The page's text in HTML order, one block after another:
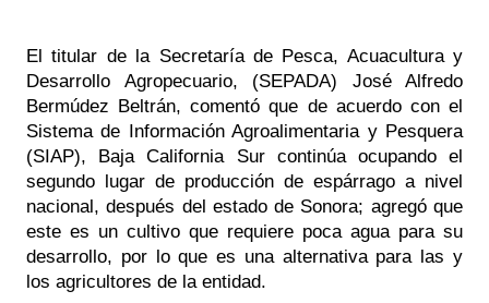
El titular de la Secretaría de Pesca, Acuacultura y
Desarrollo Agropecuario, (SEPADA) José Alfredo
Bermúdez Beltrán, comentó que de acuerdo con el
Sistema de Información Agroalimentaria y Pesquera
(SIAP), Baja California Sur continúa ocupando el
segundo lugar de producción de espárrago a nivel
nacional, después del estado de Sonora; agregó que
este es un cultivo que requiere poca agua para su
desarrollo, por lo que es una alternativa para las y
los agricultores de la entidad.